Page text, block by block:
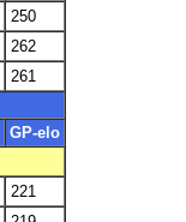
250
262
261
GP-elo
221